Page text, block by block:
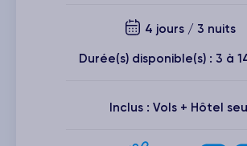
4 jours / 3 nuits
Durée(s) disponible(s) : 3 à
Inclus : Vols + Hôtel